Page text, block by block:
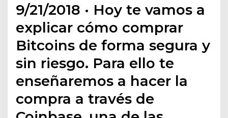
9/21/2018 · Hoy te vamos a
explicar cómo comprar
Bitcoins de forma segura y
sin riesgo. Para ello te
enseñaremos a hacer la
compra a través de